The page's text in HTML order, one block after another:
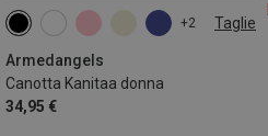
+2 Taglie
Armedangels
Canotta Kanitaa donna
34,95 €
XS